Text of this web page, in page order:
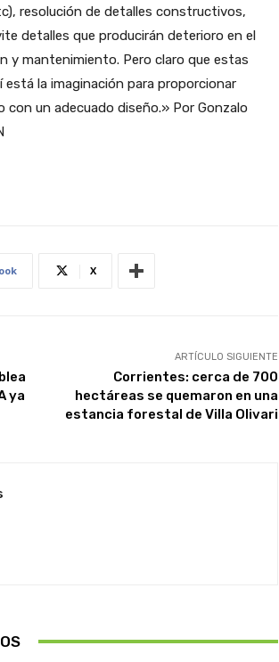
resolución de detalles constructivos,
detalles que producirán deterioro en el
y mantenimiento. Pero claro que estas
la imaginación para proporcionar
un adecuado diseño.» Por Gonzalo
X
ya
ARTÍCULO SIGUIENTE
Corrientes: cerca de 700
hectáreas se quemaron en una
estancia forestal de Villa Olivari